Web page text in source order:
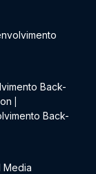
Back-
Back-
Media